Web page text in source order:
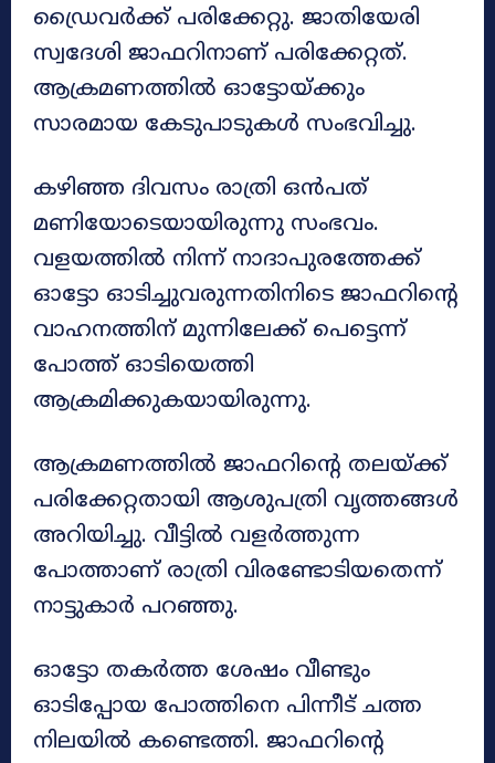
ഡ്രൈവർക്ക് പരിക്കേറ്റു. ജാതിയേരി
സ്വദേശി ജാഫറിനാണ് പരിക്കേറ്റത്.
ആക്രമണത്തിൽ ഓട്ടോയ്ക്കും
സാരമായ കേടുപാടുകൾ സംഭവിച്ചു.
കഴിഞ്ഞ ദിവസം രാത്രി ഒൻപത്
മണിയോടെയായിരുന്നു സംഭവം.
വളയത്തിൽ നിന്ന് നാദാപുരത്തേക്ക്
ഓട്ടോ ഓടിച്ചുവരുന്നതിനിടെ ജാഫറിന്റെ
വാഹനത്തിന് മുന്നിലേക്ക് പെട്ടെന്ന്
പോത്ത് ഓടിയെത്തി
ആക്രമിക്കുകയായിരുന്നു.
ആക്രമണത്തിൽ ജാഫറിന്റെ തലയ്ക്ക്
പരിക്കേറ്റതായി ആശുപത്രി വൃത്തങ്ങൾ
അറിയിച്ചു. വീട്ടിൽ വളർത്തുന്ന
പോത്താണ് രാത്രി വിരണ്ടോടിയതെന്ന്
നാട്ടുകാർ പറഞ്ഞു.
ഓട്ടോ തകർത്ത ശേഷം വീണ്ടും
ഓടിപ്പോയ പോത്തിനെ പിന്നീട് ചത്ത
നിലയിൽ കണ്ടെത്തി. ജാഫറിന്റെ